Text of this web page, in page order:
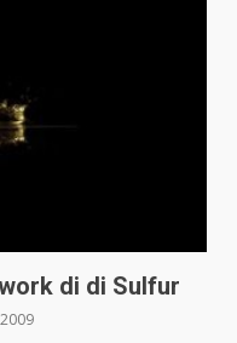
di di Sulfur